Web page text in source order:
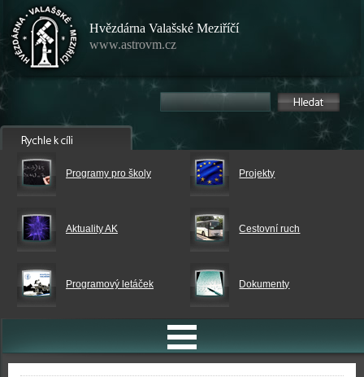
Hvězdárna Valašské Meziříčí
www.astrovm.cz
Programy pro školy Projekty
Aktuality AK Cestovní ruch
Programový letáček Dokumenty